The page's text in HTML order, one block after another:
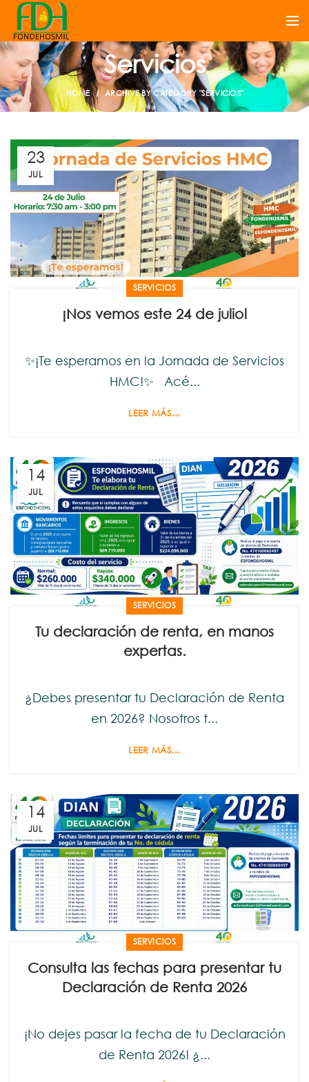
Servicios
HOME ARCHIVE BY CATEGORY "SERVICIOS"
23
JUL
SERVICIOS
¡Nos vemos este 24 de julio!
✨¡Te esperamos en la Jornada de Servicios
HMC!✨ Acé...
LEER MÁS...
14
JUL
SERVICIOS
Tu declaración de renta, en manos
expertas.
¿Debes presentar tu Declaración de Renta
en 2026? Nosotros t...
LEER MÁS...
14
JUL
SERVICIOS
Consulta las fechas para presentar tu
Declaración de Renta 2026
¡No dejes pasar la fecha de tu Declaración
de Renta 2026! ¿...